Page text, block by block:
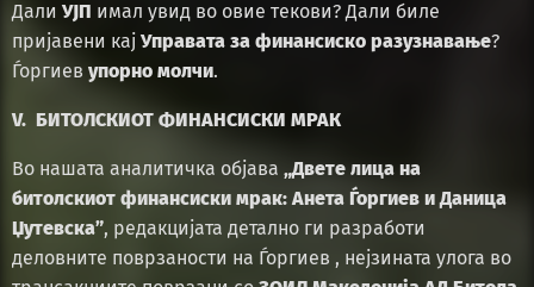
Дали УЈП имал увид во овие текови? Дали биле
пријавени кај Управата за финансиско разузнавање?
Ѓоргиев упорно молчи.
V. БИТОЛСКИОТ ФИНАНСИСКИ МРАК
Во нашата аналитичка објава „Двете лица на
битолскиот финансиски мрак: Анета Ѓоргиев и Даница
Џутевска”, редакцијата детално ги разработи
деловните поврзаности на Ѓоргиев , нејзината улога во